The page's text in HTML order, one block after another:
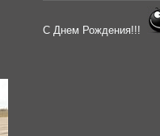
С Днем Рождения!!!